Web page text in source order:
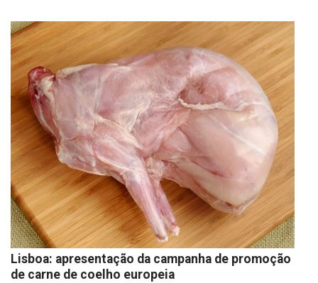
Lisboa: apresentação da campanha de promoção
de carne de coelho europeia